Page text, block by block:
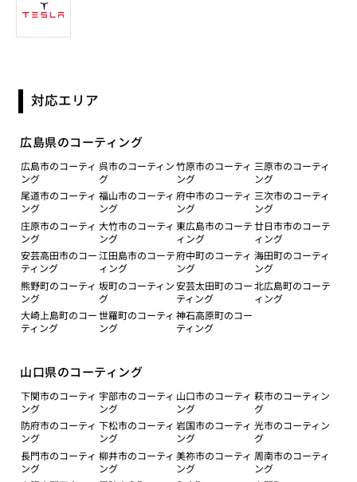
対応エリア
広島県のコーティング
広島市のコーティ
ング
呉市のコーティン
グ
竹原市のコーティ
ング
三原市のコーティ
ング
尾道市のコーティ
ング
福山市のコーティ
ング
府中市のコーティ
ング
三次市のコーティ
ング
庄原市のコーティ
ング
大竹市のコーティ
ング
東広島市のコーテ
ィング
廿日市市のコーテ
ィング
安芸高田市のコー
ティング
江田島市のコーテ
ィング
府中町のコーティ
ング
海田町のコーティ
ング
熊野町のコーティ
ング
坂町のコーティン
グ
安芸太田町のコー
ティング
北広島町のコーテ
ィング
大崎上島町のコー
ティング
世羅町のコーティ
ング
神石高原町のコー
ティング
山口県のコーティング
下関市のコーティ
ング
宇部市のコーティ
ング
山口市のコーティ
ング
萩市のコーティン
グ
防府市のコーティ
ング
下松市のコーティ
ング
岩国市のコーティ
ング
光市のコーティン
グ
長門市のコーティ
ング
柳井市のコーティ
ング
美祢市のコーティ
ング
周南市のコーティ
ング